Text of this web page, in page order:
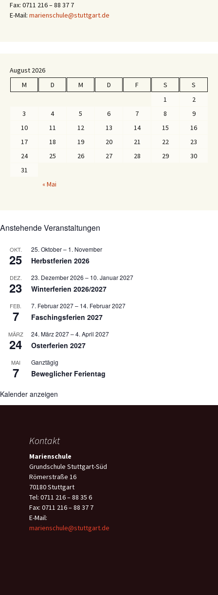
Fax: 0711 216 – 88 37 7
E-Mail: marienschule@stuttgart.de
August 2026
M
D M D F S
S
1
2
3
4 5 6 7 8
9
10
11 12 13 14 15
16
17
18 19 20 21 22
23
24
25 26 27 28 29
30
31
« Mai
Anstehende Veranstaltungen
OKT.
25
25. Oktober– 1. November
Herbstferien 2026
DEZ.
23
23. Dezember 2026 – 10. Januar 2027
Winterferien 2026/2027
FEB.
7
7. Februar 2027– 14. Februar 2027
Faschingsferien 2027
MÄRZ
24
24. März 2027–4. April 2027
Osterferien 2027
MAI
7
Ganztägig
Beweglicher Ferientag
Kalender anzeigen
Kontakt
Marienschule
Grundschule Stuttgart-Süd
Römerstraße 16
70180 Stuttgart
Tel: 0711 216 – 88 35 6
Fax: 0711 216 – 88 37 7
E-Mail:
marienschule@stuttgart.de